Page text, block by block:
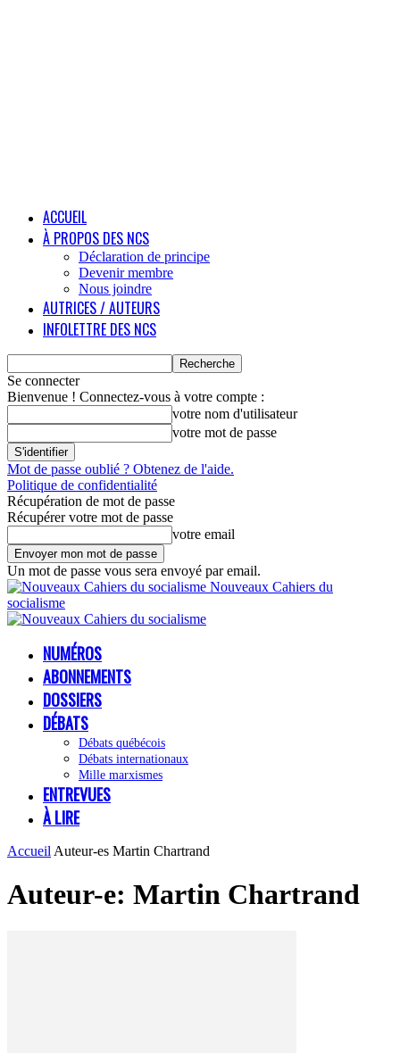
ACCUEIL
À PROPOS DES NCS
Déclaration de principe
Devenir membre
Nous joindre
AUTRICES / AUTEURS
INFOLETTRE DES NCS
Se connecter
Bienvenue ! Connectez-vous à votre compte :
votre nom d'utilisateur
votre mot de passe
Mot de passe oublié ? Obtenez de l'aide.
Politique de confidentialité
Récupération de mot de passe
Récupérer votre mot de passe
votre email
Un mot de passe vous sera envoyé par email.
Nouveaux Cahiers du
socialisme
NUMÉROS
ABONNEMENTS
DOSSIERS
DÉBATS
Débats québécois
Débats internationaux
Mille marxismes
ENTREVUES
À LIRE
Accueil Auteur-es Martin Chartrand
Auteur-e: Martin Chartrand